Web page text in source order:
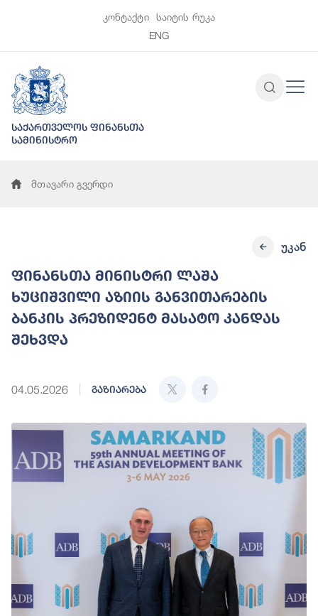
კონტაქტი
საიტის რუკა
ENG
საქართველოს ფინანსთა
სამინისტრო
მთავარი გვერდი
ფინანსთა მინისტრი ლაშა
ხუციშვილი აზიის განვითარების
ბანკის პრეზიდენტ მასატო კანდას
შეხვდა
04.05.2026 გაზიარება
უკან